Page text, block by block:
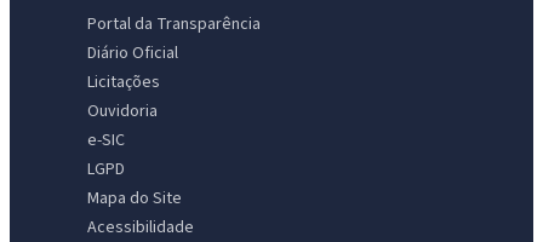
Portal da Transparência
Diário Oficial
Licitações
Ouvidoria
e-SIC
LGPD
Mapa do Site
Acessibilidade